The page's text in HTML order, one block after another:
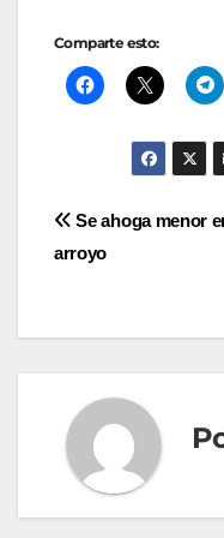
Comparte esto:
de
entradas
Se ahoga menor
arroyo